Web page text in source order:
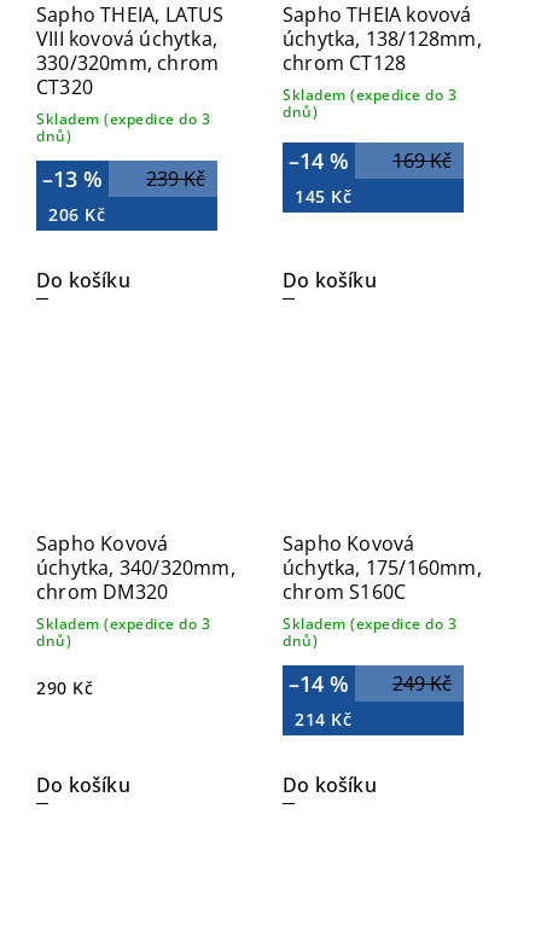
Sapho THEIA, LATUS
VIII kovová úchytka,
330/320mm, chrom
CT320
Skladem (expedice do 3
dnů)
239 Kč
–13 %
206 Kč
Do košíku
Sapho THEIA kovová
úchytka, 138/128mm,
chrom CT128
Skladem (expedice do 3
dnů)
169 Kč
–14 %
145 Kč
Do košíku
Sapho Kovová
úchytka, 340/320mm,
chrom DM320
Skladem (expedice do 3
dnů)
290 Kč
Do košíku
Sapho Kovová
úchytka, 175/160mm,
chrom S160C
Skladem (expedice do 3
dnů)
249 Kč
–14 %
214 Kč
Do košíku